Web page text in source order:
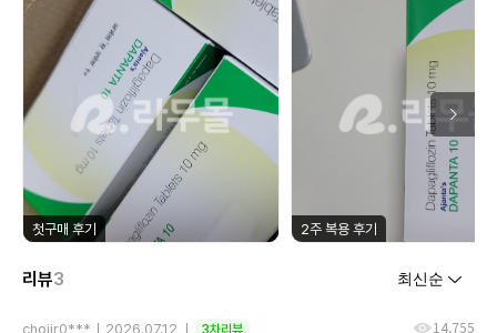
첫구매 후기 2주 복용 후기
리뷰3
choijr0*** 2026.07.12 3차리뷰 14,755